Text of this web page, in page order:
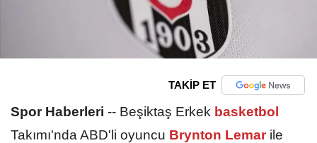
TAKİP ET
Spor Haberleri -- Beşiktaş Erkek basketbol
Takımı'nda ABD'li oyuncu Brynton Lemar ile